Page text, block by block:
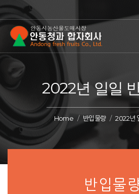
2022년 일일
Home 반입물량 2022년
반입물